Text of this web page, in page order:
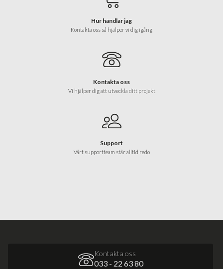
Hur handlar jag
Kontakta oss så hjälper vi dig igång
Kontakta oss
Vi hjälper dig att utveckla ditt projekt
Support
Vårt supportteam står alltid redo
Kontakta oss
033 - 22 63 80